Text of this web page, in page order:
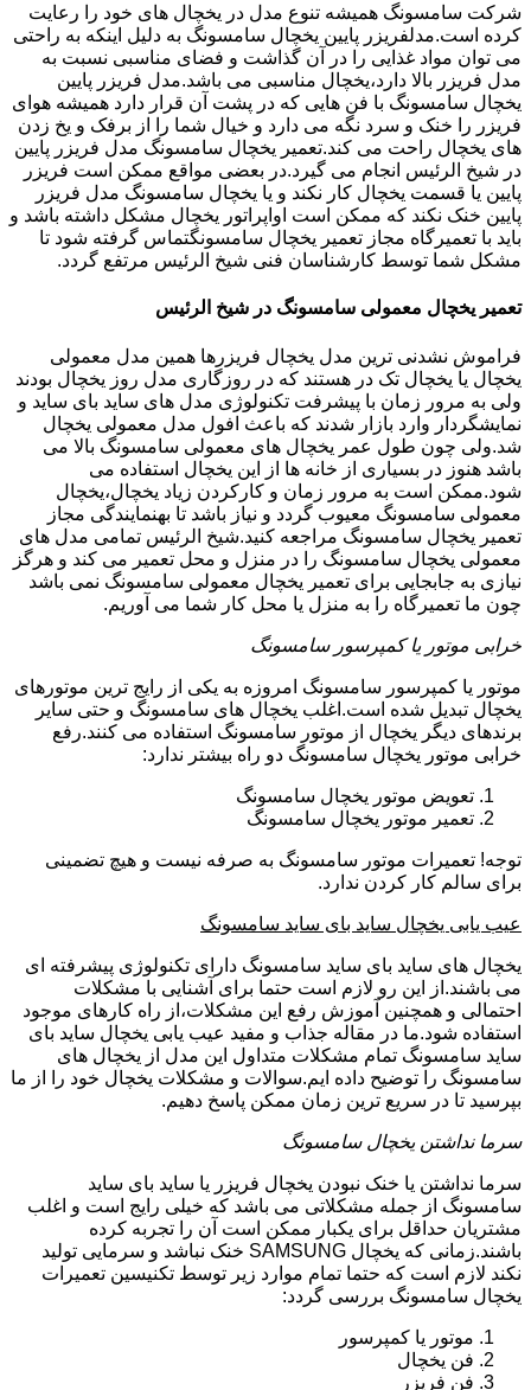
شرکت سامسونگ همیشه تنوع مدل در یخچال های خود را رعایت
کرده است.مدلفریزر پایین یخچال سامسونگ به دلیل اینکه به راحتی
می توان مواد غذایی را در آن گذاشت و فضای مناسبی نسبت به
مدل فریزر بالا دارد،یخچال مناسبی می باشد.مدل فریزر پایین
یخچال سامسونگ با فن هایی که در پشت آن قرار دارد همیشه هوای
فریزر را خنک و سرد نگه می دارد و خیال شما را از برفک و یخ زدن
های یخچال راحت می کند.تعمیر یخچال سامسونگ مدل فریزر پایین
در شیخ الرئیس انجام می گیرد.در بعضی مواقع ممکن است فریزر
پایین یا قسمت یخچال کار نکند و یا یخچال سامسونگ مدل فریزر
پایین خنک نکند که ممکن است اواپراتور یخچال مشکل داشته باشد و
باید با تعمیرگاه مجاز تعمیر یخچال سامسونگتماس گرفته شود تا
مشکل شما توسط کارشناسان فنی شیخ الرئیس مرتفع گردد.
تعمیر یخچال معمولی سامسونگ در شیخ الرئیس
فراموش نشدنی ترین مدل یخچال فریزرها همین مدل معمولی
یخچال یا یخچال تک در هستند که در روزگاری مدل روز یخچال بودند
ولی به مرور زمان با پیشرفت تکنولوژی مدل های ساید بای ساید و
نمایشگردار وارد بازار شدند که باعث افول مدل معمولی یخچال
شد.ولی چون طول عمر یخچال های معمولی سامسونگ بالا می
باشد هنوز در بسیاری از خانه ها از این یخچال استفاده می
شود.ممکن است به مرور زمان و کارکردن زیاد یخچال،یخچال
معمولی سامسونگ معیوب گردد و نیاز باشد تا بهنمایندگی مجاز
تعمیر یخچال سامسونگ مراجعه کنید.شیخ الرئیس تمامی مدل های
معمولی یخچال سامسونگ را در منزل و محل تعمیر می کند و هرگز
نیازی به جابجایی برای تعمیر یخچال معمولی سامسونگ نمی باشد
چون ما تعمیرگاه را به منزل یا محل کار شما می آوریم.
خرابی موتور یا کمپرسور سامسونگ
موتور یا کمپرسور سامسونگ امروزه به یکی از رایج ترین موتورهای
یخچال تبدیل شده است.اغلب یخچال های سامسونگ و حتی سایر
برندهای دیگر یخچال از موتور سامسونگ استفاده می کنند.رفع
خرابی موتور یخچال سامسونگ دو راه بیشتر ندارد:
تعویض موتور یخچال سامسونگ
تعمیر موتور یخچال سامسونگ
توجه! تعمیرات موتور سامسونگ به صرفه نیست و هیچ تضمینی
برای سالم کار کردن ندارد.
عیب یابی یخچال ساید بای ساید سامسونگ
یخچال های ساید بای ساید سامسونگ دارای تکنولوژی پیشرفته ای
می باشند.از این رو لازم است حتما برای آشنایی با مشکلات
احتمالی و همچنین آموزش رفع این مشکلات،از راه کارهای موجود
استفاده شود.ما در مقاله جذاب و مفید عیب یابی یخچال ساید بای
ساید سامسونگ تمام مشکلات متداول این مدل از یخچال های
سامسونگ را توضیح داده ایم.سوالات و مشکلات یخچال خود را از ما
بپرسید تا در سریع ترین زمان ممکن پاسخ دهیم.
سرما نداشتن یخچال سامسونگ
سرما نداشتن یا خنک نبودن یخچال فریزر یا ساید بای ساید
سامسونگ از جمله مشکلاتی می باشد که خیلی رایج است و اغلب
مشتریان حداقل برای یکبار ممکن است آن را تجربه کرده
باشند.زمانی که یخچال SAMSUNG خنک نباشد و سرمایی تولید
نکند لازم است که حتما تمام موارد زیر توسط تکنیسین تعمیرات
یخچال سامسونگ بررسی گردد:
موتور یا کمپرسور
فن یخچال
فن فریزر